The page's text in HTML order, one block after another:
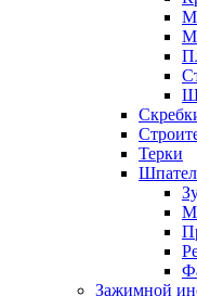
Терки
Зажимной